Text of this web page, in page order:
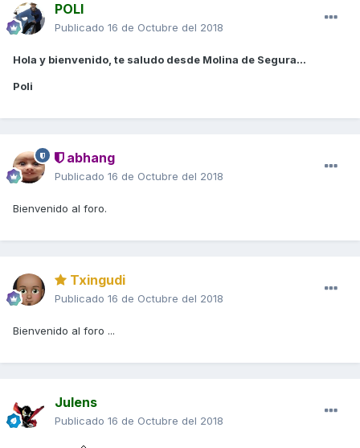
POLI
Publicado 16 de Octubre del 2018
Hola y bienvenido, te saludo desde Molina de Segura...
Poli
abhang
Publicado 16 de Octubre del 2018
Bienvenido al foro.
Txingudi
Publicado 16 de Octubre del 2018
Bienvenido al foro ...
Julens
Publicado 16 de Octubre del 2018